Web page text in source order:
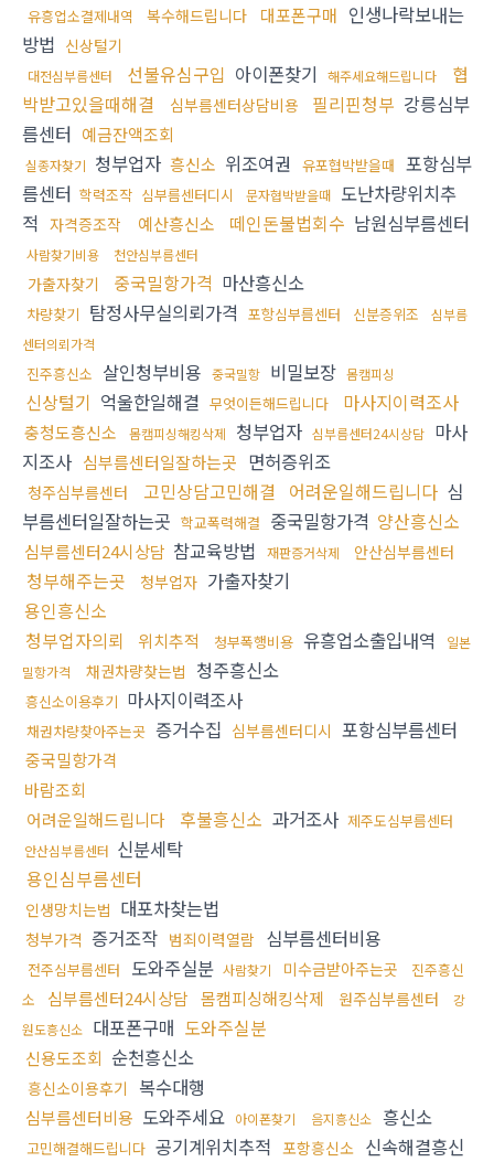
유흥업소결제내역 복수해드립니다 대포폰구매 인생나락보내는
방법 신상털기
대전심부름센터 선불유심구입 아이폰찾기 해주세요해드립니다
협
박받고있을때해결
심부름센터상담비용 필리핀청부 강릉심부
름센터 예금잔액조회
실종자찾기 청부업자 흥신소 위조여권 유포협박받을때 포항심부
름센터 학력조작 심부름센터디시 문자협박받을때 도난차량위치추
적 자격증조작 예산흥신소 떼인돈불법회수 남원심부름센터
사람찾기비용 천안심부름센터
가출자찾기 중국밀항가격 마산흥신소
차량찾기 탐정사무실의뢰가격 포항심부름센터 신분증위조
심부름
센터의뢰가격
진주흥신소 살인청부비용 중국밀항 비밀보장 몸캠피싱
신상털기 억울한일해결 무엇이든해드립니다 마사지이력조사
충청도흥신소 몸캠피싱해킹삭제 청부업자 심부름센터24시상담 마사
지조사 심부름센터일잘하는곳 면허증위조
청주심부름센터 고민상담고민해결 어려운일해드립니다 심
부름센터일잘하는곳 학교폭력해결 중국밀항가격 양산흥신소
심부름센터24시상담 참교육방법 재판증거삭제 안산심부름센터
청부해주는곳 청부업자 가출자찾기
용인흥신소
청부업자의뢰
위치추적 청부폭행비용 유흥업소출입내역
일본
밀항가격
채권차량찾는법 청주흥신소
흥신소이용후기 마사지이력조사
채권차량찾아주는곳 증거수집 심부름센터디시 포항심부름센터
중국밀항가격
바람조회
어려운일해드립니다
후불흥신소 과거조사 제주도심부름센터
안산심부름센터 신분세탁
용인심부름센터
인생망치는법 대포차찾는법
청부가격 증거조작 범죄이력열람 심부름센터비용
전주심부름센터 도와주실분 사람찾기 미수금받아주는곳
진주흥신
소
심부름센터24시상담 몸캠피싱해킹삭제 원주심부름센터
강
원도흥신소 대포폰구매 도와주실분
신용도조회 순천흥신소
흥신소이용후기 복수대행
심부름센터비용 도와주세요 아이폰찾기 음지흥신소 흥신소
고민해결해드립니다 공기계위치추적 포항흥신소 신속해결흥신